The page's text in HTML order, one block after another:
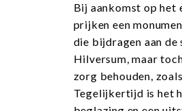
Bij aankomst op het
prijken een
die bijdragen aan
Hilversum, maar
zorg behouden,
Tegelijkertijd is het